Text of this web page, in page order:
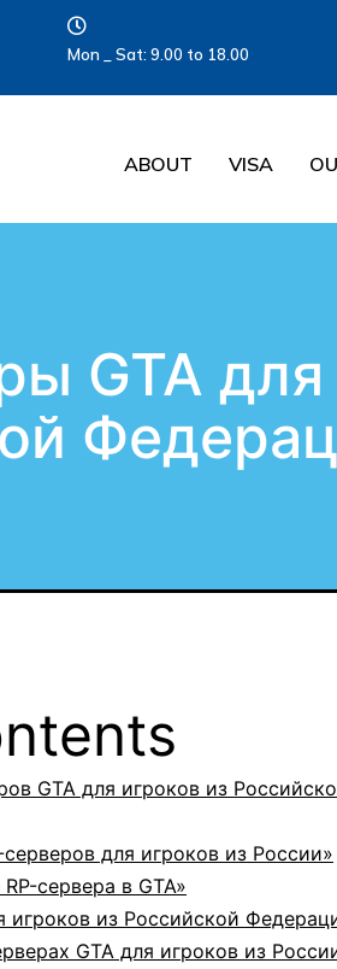
Mon _ Sat: 9.00 to 18.00
ABOUT VISA
GTA для
GTA для игроков из
для игроков из России»
сервера в GTA»
игроков из Российской
GTA для игроков из